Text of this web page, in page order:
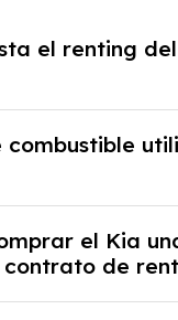
el renting
al mes.
combustible
Híbrido diésel,
el Kia
de